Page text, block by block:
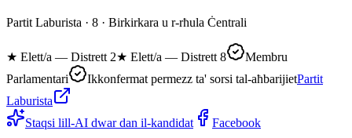
Partit Laburista · 8 · Birkirkara u r-rħula Ċentrali
★ Elett/a — Distrett 2★ Elett/a — Distrett 8
Membru
Parlamentari
Ikkonfermat permezz ta' sorsi tal-aħbarijietPartit
Laburista
Staqsi lill-AI dwar dan il-kandidat
Facebook